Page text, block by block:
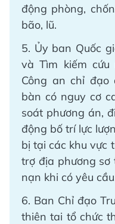
động phòng,
bão, lũ.
5. Ủy ban Quốc
và Tìm kiếm cứu
Công an chỉ
bàn có nguy cơ
soát phương án,
động bố trí lực
bị tại các khu vực
trợ địa phương sơ
nạn khi có yêu
6. Ban Chỉ đạo
thiên tai tổ chức